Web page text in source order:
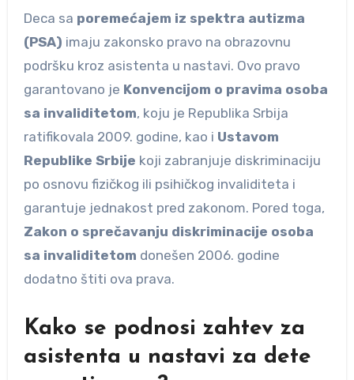
Deca sa poremećajem iz spektra autizma
(PSA) imaju zakonsko pravo na obrazovnu
podršku kroz asistenta u nastavi. Ovo pravo
garantovano je Konvencijom o pravima osoba
sa invaliditetom, koju je Republika Srbija
ratifikovala 2009. godine, kao i Ustavom
Republike Srbije koji zabranjuje diskriminaciju
po osnovu fizičkog ili psihičkog invaliditeta i
garantuje jednakost pred zakonom. Pored toga,
Zakon o sprečavanju diskriminacije osoba
sa invaliditetom donešen 2006. godine
dodatno štiti ova prava.
Kako se podnosi zahtev za
asistenta u nastavi za dete